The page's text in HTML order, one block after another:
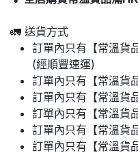
🚛 送貨方式
訂單內只有【常溫貨
(經順豐速運)
訂單內只有【常溫貨
訂單內只有【常溫貨
訂單內只有【常溫貨
訂單內只有【常溫貨
訂單內只有【常溫貨